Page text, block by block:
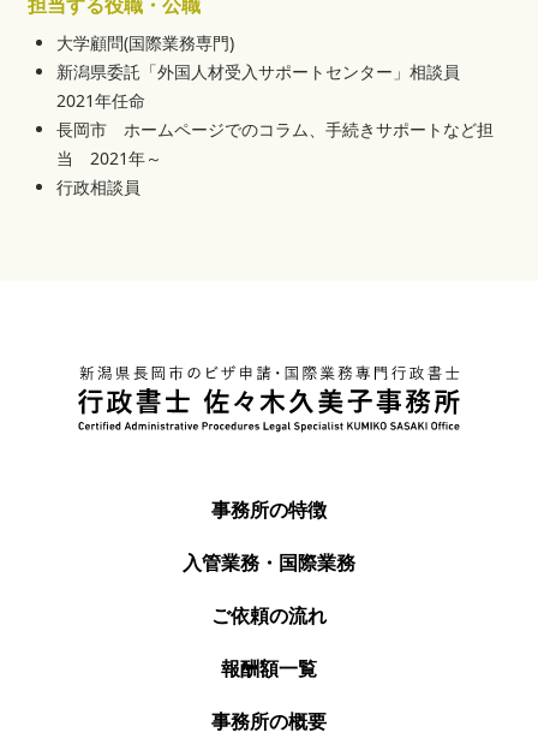
大学顧問(国際業務専門)
新潟県委託「外国人材受入サポートセンター」相談員
2021年任命
長岡市 ホームページでのコラム、手続きサポートなど担
当 2021年～
行政相談員
事務所の特徴
入管業務・国際業務
ご依頼の流れ
報酬額一覧
事務所の概要